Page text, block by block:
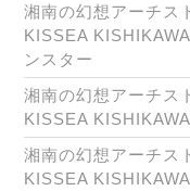
湘南の幻想アーチス
KISSEA
ンスター
湘南の幻想アーチス
KISSEA
湘南の幻想アーチス
KISSEA